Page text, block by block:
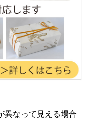
異なって見える場合